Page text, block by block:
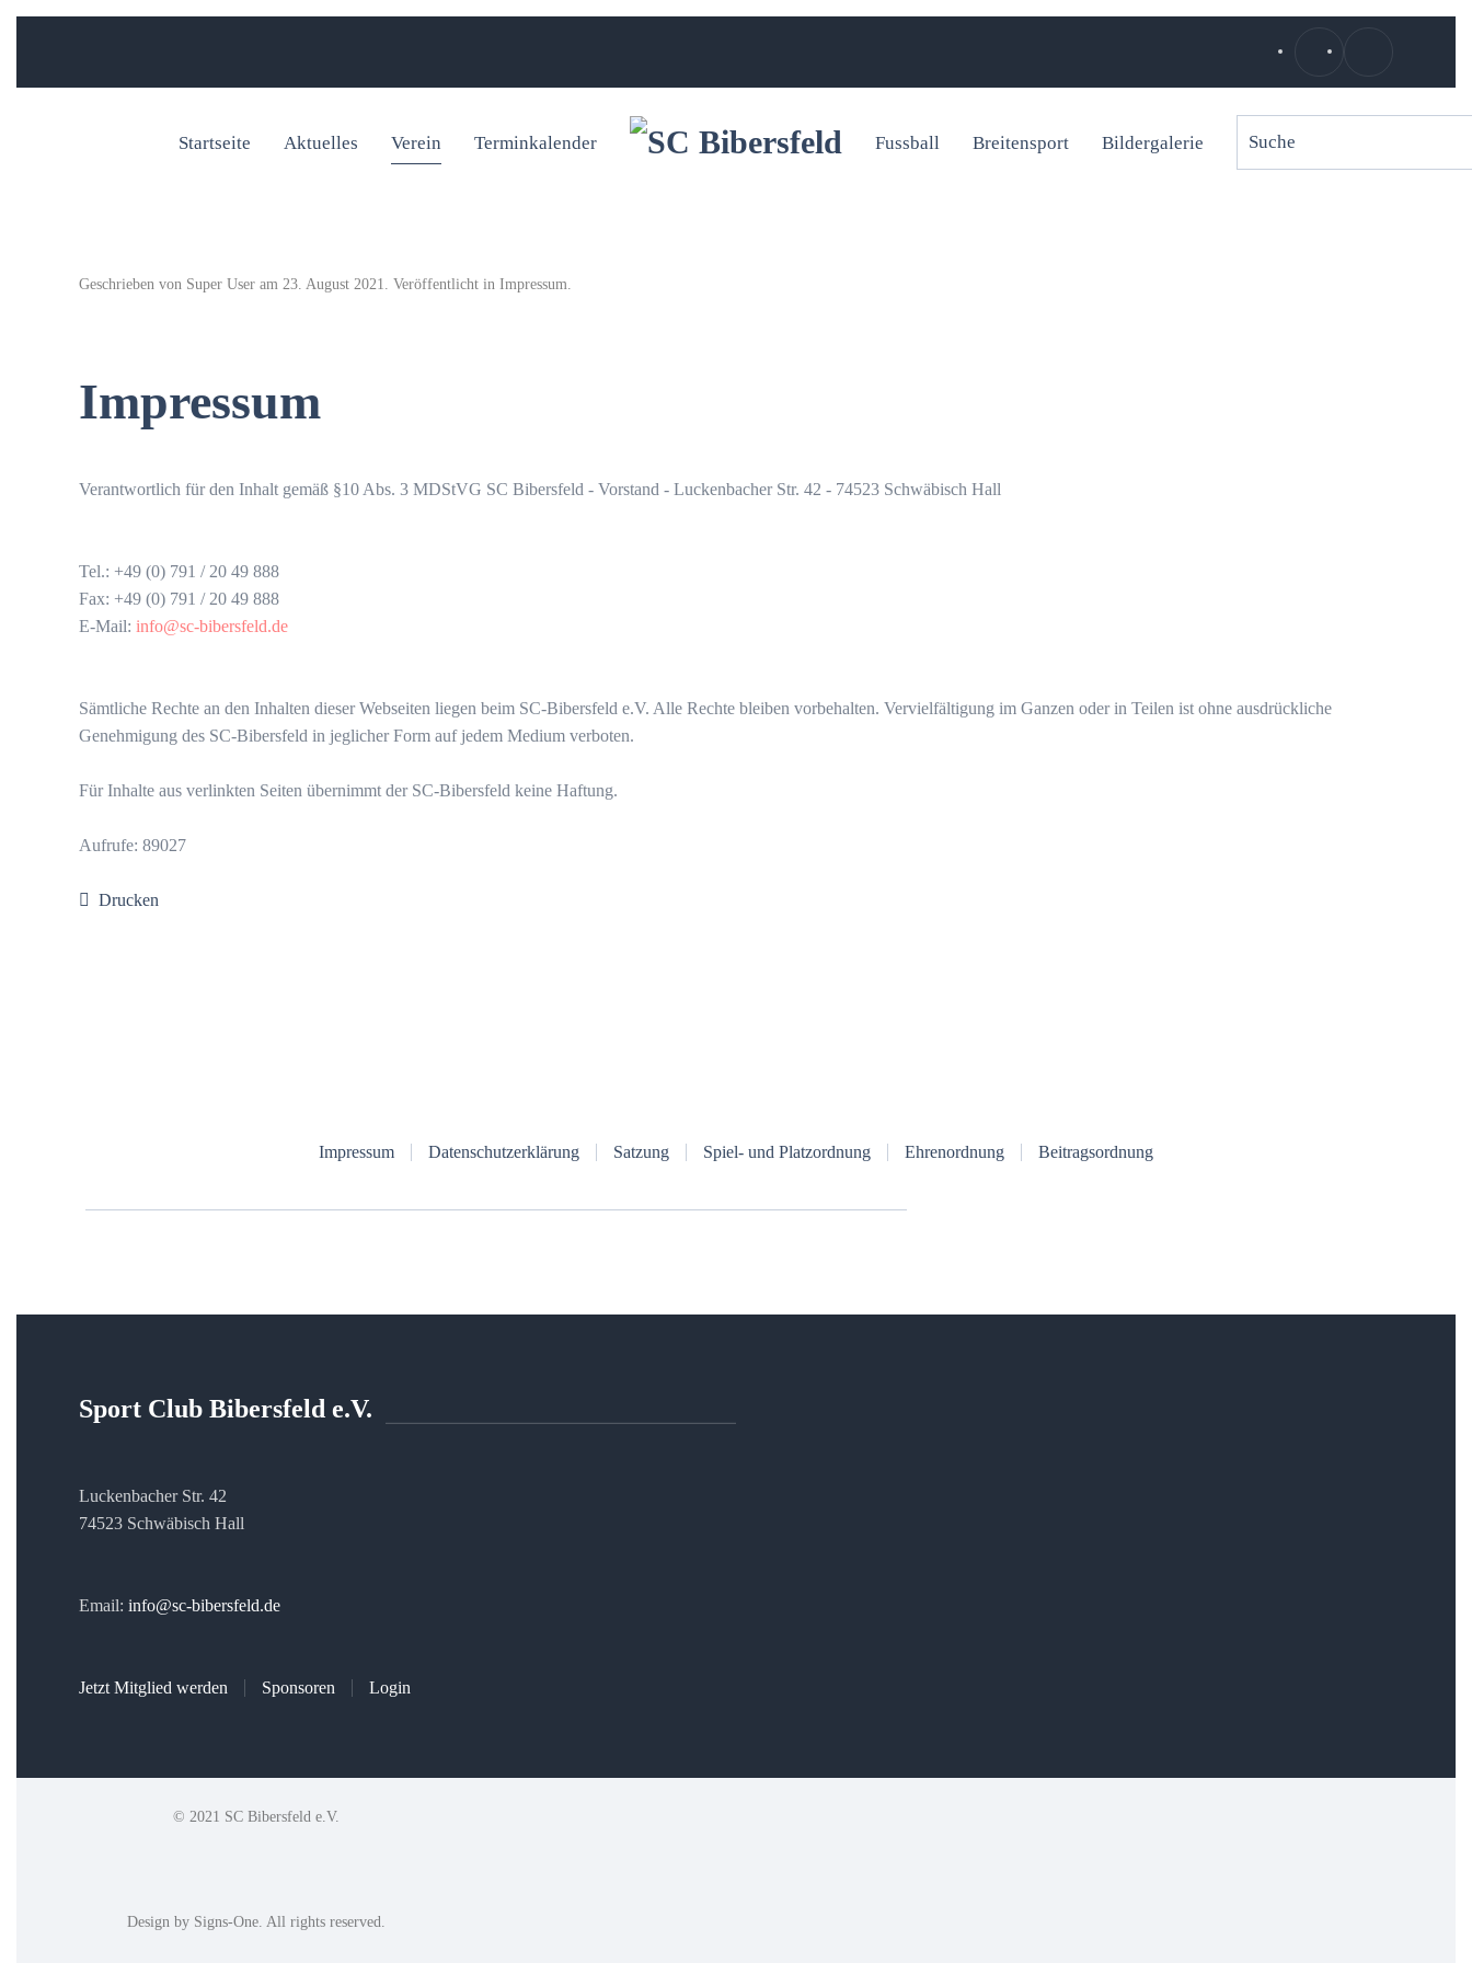
Startseite Aktuelles Verein Terminkalender Fussball Breitensport Bildergalerie
Geschrieben von Super User am 23. August 2021. Veröffentlicht in Impressum.
Impressum
Verantwortlich für den Inhalt gemäß §10 Abs. 3 MDStVG SC Bibersfeld - Vorstand - Luckenbacher Str. 42 - 74523 Schwäbisch Hall
Tel.: +49 (0) 791 / 20 49 888
Fax: +49 (0) 791 / 20 49 888
E-Mail: info@sc-bibersfeld.de
Sämtliche Rechte an den Inhalten dieser Webseiten liegen beim SC-Bibersfeld e.V. Alle Rechte bleiben vorbehalten. Vervielfältigung im Ganzen oder in Teilen ist ohne ausdrückliche
Genehmigung des SC-Bibersfeld in jeglicher Form auf jedem Medium verboten.
Für Inhalte aus verlinkten Seiten übernimmt der SC-Bibersfeld keine Haftung.
Aufrufe: 89027
Drucken
Impressum Datenschutzerklärung Satzung Spiel- und Platzordnung Ehrenordnung Beitragsordnung
Sport Club Bibersfeld e.V.
Luckenbacher Str. 42
74523 Schwäbisch Hall
Email: info@sc-bibersfeld.de
Jetzt Mitglied werden Sponsoren Login
© 2021 SC Bibersfeld e.V.
Design by Signs-One. All rights reserved.